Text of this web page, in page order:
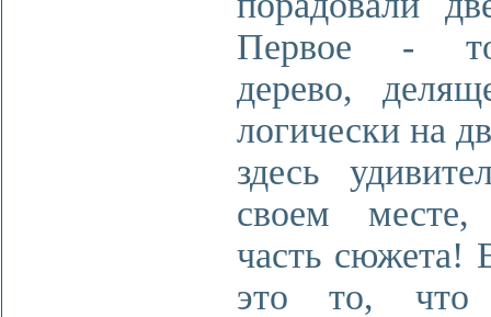
Первое -
дерево,
логически на
здесь
своем
часть сюжета!
это то, что